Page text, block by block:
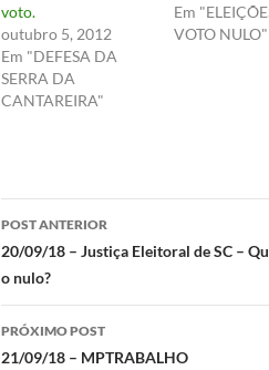
voto.
outubro 5, 2012
Em "DEFESA DA
SERRA DA
CANTAREIRA"
Em
VOTO NULO"
Navegação
de
posts
POST ANTERIOR
20/09/18 – Justiça Eleitoral de SC –
o nulo?
PRÓXIMO POST
21/09/18 – MPTRABALHO